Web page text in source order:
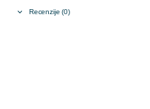
Recenzije (0)